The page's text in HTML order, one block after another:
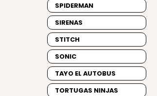
SPIDERMAN
SIRENAS
STITCH
SONIC
TAYO EL AUTOBUS
TORTUGAS NINJAS